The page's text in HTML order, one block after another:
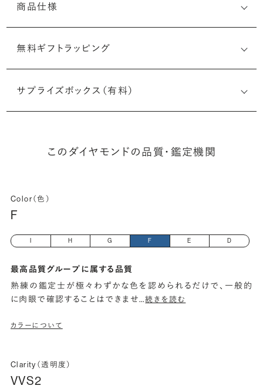
商品仕様
無料ギフトラッピング
サプライズボックス（有料）
このダイヤモンドの品質・鑑定機関
Color（色）
F
H G F E D
最高品質グループに属する品質
熟練の鑑定士が極々わずかな色を認められるだけで、一般的
に肉眼で確認することはできませ…続きを読む
カラーについて
Clarity（透明度）
VVS2